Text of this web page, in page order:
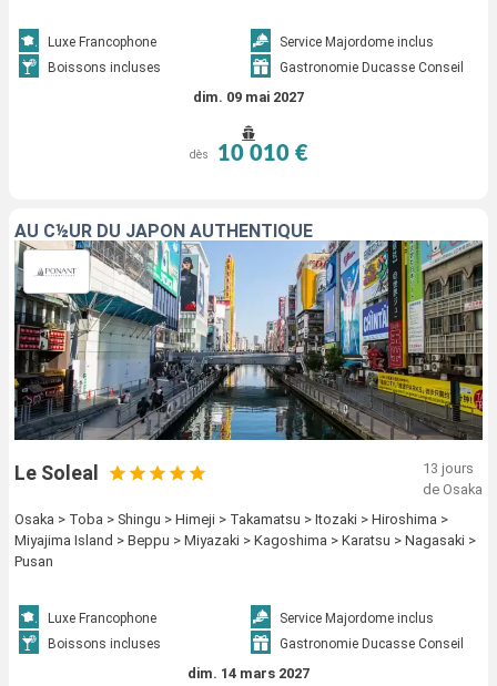
Luxe Francophone
Service Majordome inclus
Boissons incluses
Gastronomie Ducasse Conseil
dim. 09 mai 2027
dès 10 010 €
AU C½UR DU JAPON AUTHENTIQUE
Le Soleal
13 jours
de Osaka
Osaka > Toba > Shingu > Himeji > Takamatsu > Itozaki > Hiroshima >
Miyajima Island > Beppu > Miyazaki > Kagoshima > Karatsu > Nagasaki >
Pusan
Luxe Francophone
Service Majordome inclus
Boissons incluses
Gastronomie Ducasse Conseil
dim. 14 mars 2027